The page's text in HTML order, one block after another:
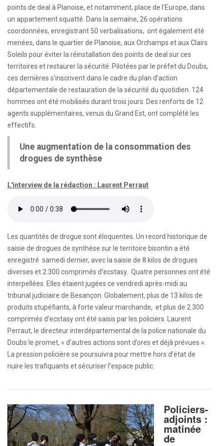
points de deal à Planoise, et notamment, place de l’Europe, dans
un appartement squatté. Dans la semaine, 26 opérations
coordonnées, enregistrant 50 verbalisations, ont également été
menées, dans le quartier de Planoise, aux Orchamps et aux Clairs
Soleils pour éviter la réinstallation des points de deal sur ces
territoires et restaurer la sécurité. Pilotées par le préfet du Doubs,
ces dernières s’inscrivent dans le cadre du plan d’action
départementale de restauration de la sécurité du quotidien. 124
hommes ont été mobilisés durant trois jours. Des renforts de 12
agents supplémentaires, venus du Grand Est, ont complété les
effectifs.
Une augmentation de la consommation des
drogues de synthèse
L'interview de la rédaction : Laurent Perraut
Les quantités de drogue sont éloquentes. Un record historique de
saisie de drogues de synthèse sur le territoire bisontin a été
enregistré samedi dernier, avec la saisie de 8 kilos de drogues
diverses et 2.300 comprimés d’ecstasy. Quatre personnes ont été
interpellées. Elles étaient jugées ce vendredi après-midi au
tribunal judiciaire de Besançon. Globalement, plus de 13 kilos de
produits stupéfiants, à forte valeur marchande, et plus de 2.300
comprimés d’ecstasy ont été saisis par les policiers. Laurent
Perraut, le directeur interdépartemental de la police nationale du
Doubs le promet, « d’autres actions sont d’ores et déjà prévues ».
La pression policière se poursuivra pour mettre hors d’état de
nuire les trafiquants et sécuriser l’espace public.
Policiers-
adjoints :
matinée
de